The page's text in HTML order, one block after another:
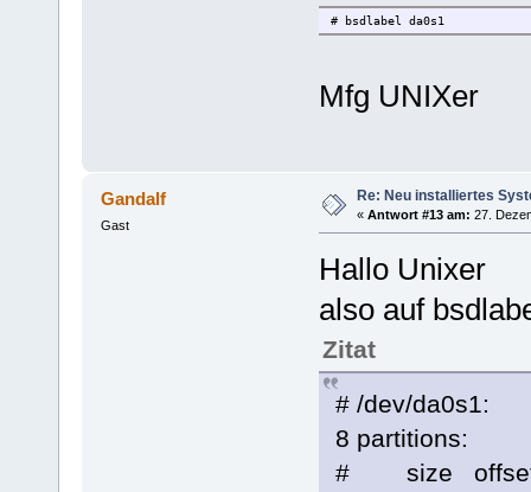
# bsdlabel da0s1
Mfg UNIXer
Gandalf
Gast
Re: Neu installiertes
« Antwort #13 am: 27.
Hallo Unixer
also auf
Zitat
# /dev/da0s1:
8 partitions:
# size offset